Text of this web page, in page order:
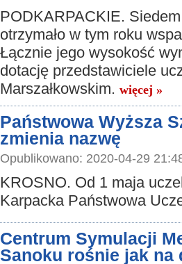
PODKARPACKIE.
otrzymało w tym roku
Łącznie jego wysokość
dotację przedstawiciele
Marszałkowskim. więcej »
Państwowa Wyższa
zmienia nazwę
Opublikowano: 2020-04-29
KROSNO. Od 1 maja
Karpacka Państwowa
Centrum Symulacji
Sanoku rośnie jak na